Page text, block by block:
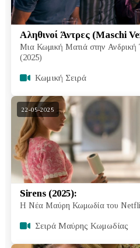
Αληθινοί Άντρες (Maschi
Μια Κωμική Ματιά στην Ανδρική
(2025)
Κωμική Σειρά
Sirens (2025):
Η Νέα Μαύρη Κωμωδία του
Σειρά Μαύρης Κωμωδίας
22-05-2025